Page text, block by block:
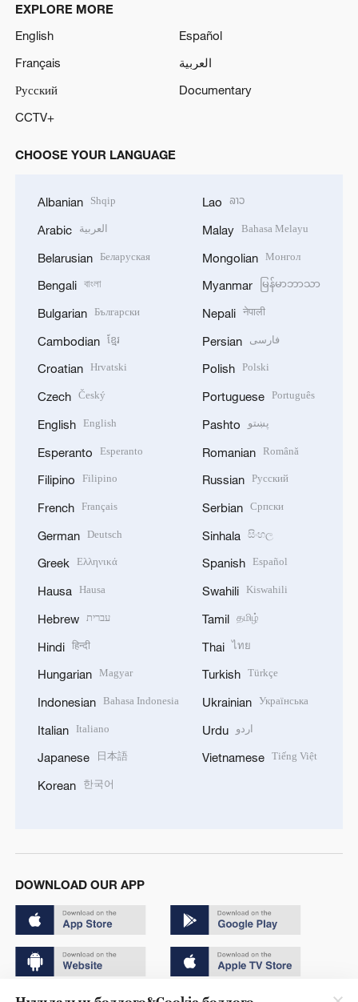
EXPLORE MORE
English
Español
Français
العربية
Русский
Documentary
CCTV+
CHOOSE YOUR LANGUAGE
Albanian Shqip
Arabic العربية
Belarusian Беларуская
Bengali বাংলা
Bulgarian Български
Cambodian ខ្មែរ
Croatian Hrvatski
Czech Český
English English
Esperanto Esperanto
Filipino Filipino
French Français
German Deutsch
Greek Ελληνικά
Hausa Hausa
Hebrew עברית
Hindi हिन्दी
Hungarian Magyar
Indonesian Bahasa Indonesia
Italian Italiano
Japanese 日本語
Korean 한국어
Lao ລາວ
Malay Bahasa Melayu
Mongolian Монгол
Myanmar မြန်မာဘာသာ
Nepali नेपाली
Persian فارسی
Polish Polski
Portuguese Português
Pashto پښتو
Romanian Română
Russian Русский
Serbian Српски
Sinhala සිංහල
Spanish Español
Swahili Kiswahili
Tamil தமிழ்
Thai ไทย
Turkish Türkçe
Ukrainian Українська
Urdu اردو
Vietnamese Tiếng Việt
DOWNLOAD OUR APP